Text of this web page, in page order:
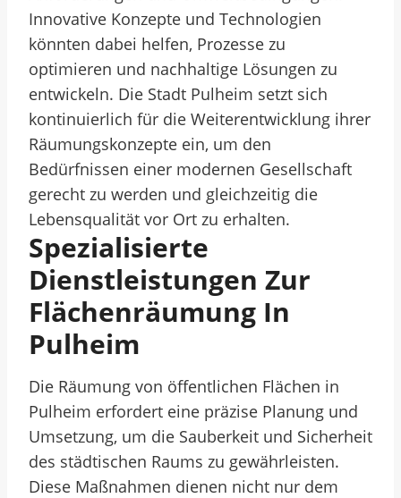
Innovative Konzepte und Technologien
könnten dabei helfen, Prozesse zu
optimieren und nachhaltige Lösungen zu
entwickeln. Die Stadt Pulheim setzt sich
kontinuierlich für die Weiterentwicklung ihrer
Räumungskonzepte ein, um den
Bedürfnissen einer modernen Gesellschaft
gerecht zu werden und gleichzeitig die
Lebensqualität vor Ort zu erhalten.
Spezialisierte
Dienstleistungen Zur
Flächenräumung In
Pulheim
Die Räumung von öffentlichen Flächen in
Pulheim erfordert eine präzise Planung und
Umsetzung, um die Sauberkeit und Sicherheit
des städtischen Raums zu gewährleisten.
Diese Maßnahmen dienen nicht nur dem